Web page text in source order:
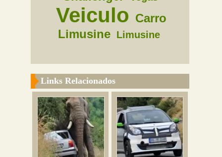
Veiculo Carro
Limusine Limusine
Links Relacionados